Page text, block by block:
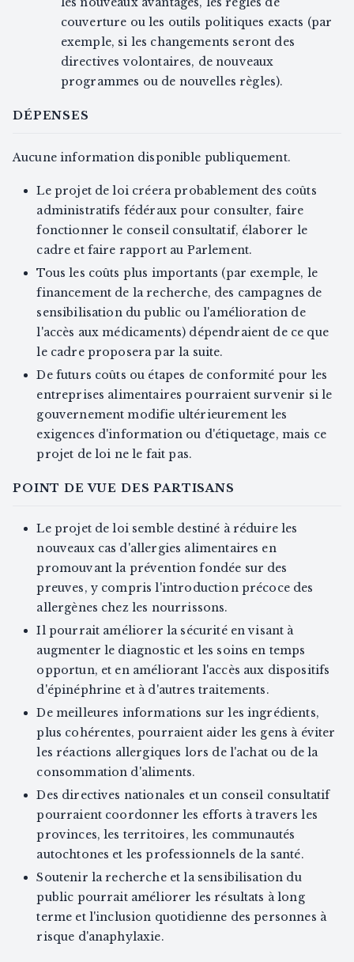
couverture ou les outils politiques exacts (par
exemple, si les changements seront des
directives volontaires, de nouveaux
programmes ou de nouvelles règles).
DÉPENSES
Aucune information disponible publiquement.
Le projet de loi créera probablement des coûts
administratifs fédéraux pour consulter, faire
fonctionner le conseil consultatif, élaborer le
cadre et faire rapport au Parlement.
Tous les coûts plus importants (par exemple, le
financement de la recherche, des campagnes de
sensibilisation du public ou l'amélioration de
l'accès aux médicaments) dépendraient de ce que
le cadre proposera par la suite.
De futurs coûts ou étapes de conformité pour les
entreprises alimentaires pourraient survenir si le
gouvernement modifie ultérieurement les
exigences d'information ou d'étiquetage, mais ce
projet de loi ne le fait pas.
POINT DE VUE DES PARTISANS
Le projet de loi semble destiné à réduire les
nouveaux cas d'allergies alimentaires en
promouvant la prévention fondée sur des
preuves, y compris l'introduction précoce des
allergènes chez les nourrissons.
Il pourrait améliorer la sécurité en visant à
augmenter le diagnostic et les soins en temps
opportun, et en améliorant l'accès aux dispositifs
d'épinéphrine et à d'autres traitements.
De meilleures informations sur les ingrédients,
plus cohérentes, pourraient aider les gens à éviter
les réactions allergiques lors de l'achat ou de la
consommation d'aliments.
Des directives nationales et un conseil consultatif
pourraient coordonner les efforts à travers les
provinces, les territoires, les communautés
autochtones et les professionnels de la santé.
Soutenir la recherche et la sensibilisation du
public pourrait améliorer les résultats à long
terme et l'inclusion quotidienne des personnes à
risque d'anaphylaxie.